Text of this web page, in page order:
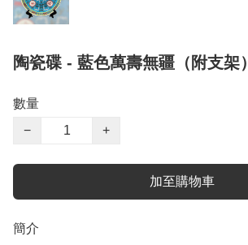
陶瓷碟 - 藍色萬壽無疆（附支架）
數量
−
+
加至購物車
簡介